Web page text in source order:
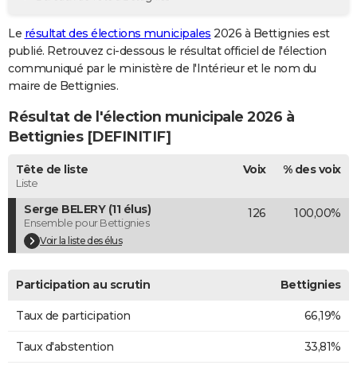
GUIDES D'ACHAT
BONS PLANS
CARTE DE VOEUX
Carte de Noël
Carte Bonne année
Carte Saint-Valentin
Carte Pâques
Carte d'anniversaire
DICTIONNAIRE
Dictionnaire
Biographies
Citations
Expressions
Proverbes
PROGRAMME TV
COPAINS D'AVANT
S'inscrire
Se connecter
Lycées
Collèges
Primaires
Universités
Entreprises
Service militaire
Avis de recherche
AVIS DE DÉCÈS
FORUM
Le résultat des élections municipales 2026 à Bettignies est
publié. Retrouvez ci-dessous le résultat officiel de l'élection
communiqué par le ministère de l'Intérieur et le nom du
maire de Bettignies.
Résultat de l'élection municipale 2026 à
Bettignies [DEFINITIF]
Tête de liste
Liste
Voix % des voix
Serge BELERY (11 élus)
Ensemble pour Bettignies
Voir la liste des élus
126 100,00%
Participation au scrutin Bettignies
Taux de participation 66,19%
Taux d'abstention 33,81%